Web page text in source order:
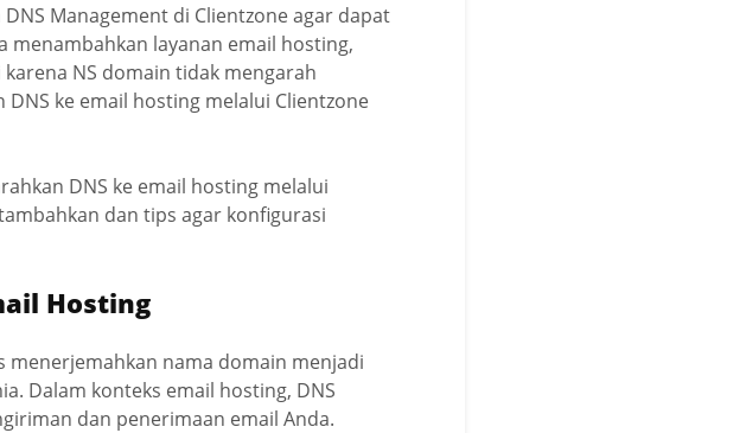
Management di Clientzone agar dapat
menambahkan layanan email hosting,
NS domain tidak mengarah
ke email hosting melalui Clientzone
DNS ke email hosting melalui
dan tips agar konfigurasi
Hosting
menerjemahkan nama domain menjadi
Dalam konteks email hosting, DNS
dan penerimaan email Anda.